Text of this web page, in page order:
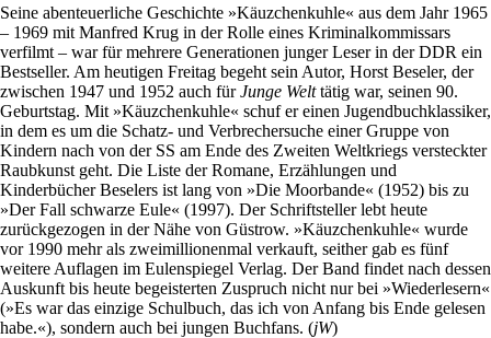
Seine abenteuerliche Geschichte »Käuzchenkuhle« aus dem Jahr 1965
– 1969 mit Manfred Krug in der Rolle eines Kriminalkommissars
verfilmt – war für mehrere Generationen junger Leser in der DDR ein
Bestseller. Am heutigen Freitag begeht sein Autor, Horst Beseler, der
zwischen 1947 und 1952 auch fürJunge Welttätig war, seinen 90.
Geburtstag. Mit »Käuzchenkuhle« schuf er einen Jugendbuchklassiker,
in dem es um die Schatz- und Verbrechersuche einer Gruppe von
Kindern nach von der SS am Ende des Zweiten Weltkriegs versteckter
Raubkunst geht. Die Liste der Romane, Erzählungen und
Kinderbücher Beselers ist lang von »Die Moorbande« (1952) bis zu
»Der Fall schwarze Eule« (1997). Der Schriftsteller lebt heute
zurückgezogen in der Nähe von Güstrow. »Käuzchenkuhle« wurde
vor 1990 mehr als zweimillionenmal verkauft, seither gab es fünf
weitere Auflagen im Eulenspiegel Verlag. Der Band findet nach dessen
Auskunft bis heute begeisterten Zuspruch nicht nur bei »Wiederlesern«
(»Es war das einzige Schulbuch, das ich von Anfang bis Ende gelesen
habe.«), sondern auch bei jungen Buchfans. (jW)